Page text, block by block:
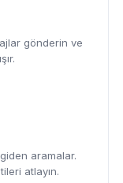
gönderin ve
aramalar.
atlayın.